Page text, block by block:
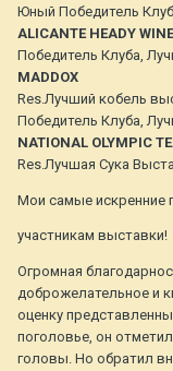
Юный Победитель
ALICANTE HEADY WINE
Победитель Клуба,
MADDOX
Res.Лучший кобель
Победитель Клуба,
NATIONAL OLYMPIC
Res.Лучшая Сука
Мои самые искренние
участникам выставки!
Огромная
доброжелательное и
оценку
поголовье, он
головы. Но обратил